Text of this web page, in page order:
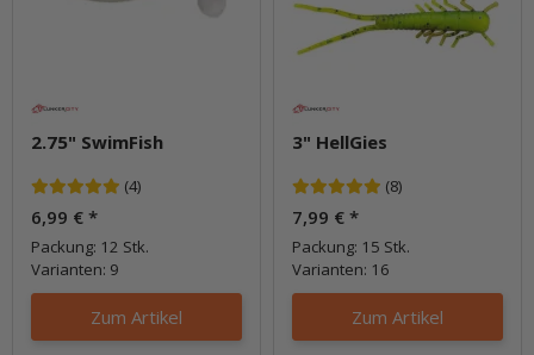
2.75" SwimFish
(4)
6,99 € *
Packung: 12 Stk.
Varianten: 9
Zum Artikel
3" HellGies
(8)
7,99 € *
Packung: 15 Stk.
Varianten: 16
Zum Artikel